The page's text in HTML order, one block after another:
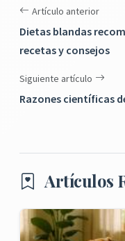
Artículo anterior
Dietas blandas
recetas y consejos
Siguiente artículo
Razones científicas
Artículos